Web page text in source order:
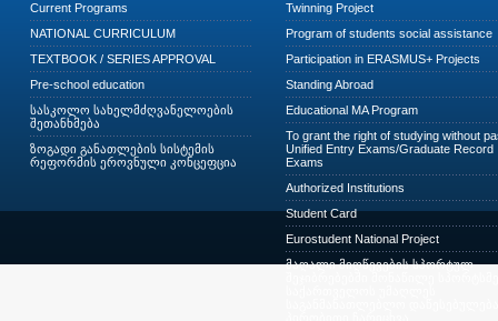
Current Programs
NATIONAL CURRICULUM
TEXTBOOK / SERIES APPROVAL
Pre-school education
სასკოლო სახელმძღვანელოების
შეთანხმება
ზოგადი განათლების სისტემის
რეფორმის ეროვნული კონცეფცია
Twinning Project
Program of students social assistance
Participation in ERASMUS+ Projects
Standing Abroad
Educational MA Program
To grant the right of studying without
Unified Entry Exams/Graduate Record
Exams
Authorized Institutions
Student Card
Eurostudent National Project
მაღალი მიღწევების სპორტულ